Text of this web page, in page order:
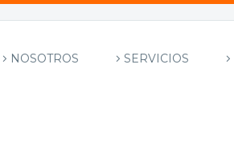
NOSOTROS SERVICIOS